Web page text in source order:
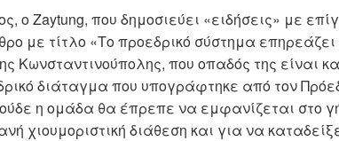
ο Zaytung, που δημοσιεύει «ειδήσεις» με
με τίτλο «Το προεδρικό σύστημα επηρεάζει
που οπαδός της είναι
διάταγμα που υπογράφτηκε από τον
η ομάδα θα έπρεπε να εμφανίζεται στο
χιουμοριστική διάθεση και για να